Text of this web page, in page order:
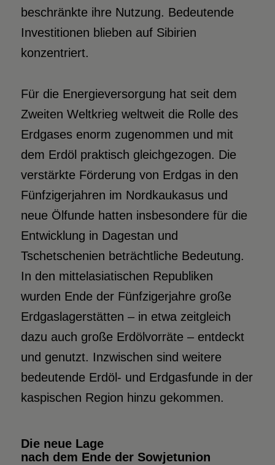
beschränkte ihre Nutzung. Bedeutende
Investitionen blieben auf Sibirien
konzentriert.
Für die Energieversorgung hat seit dem
Zweiten Weltkrieg weltweit die Rolle des
Erdgases enorm zugenommen und mit
dem Erdöl praktisch gleichgezogen. Die
verstärkte Förderung von Erdgas in den
Fünfzigerjahren im Nordkaukasus und
neue Ölfunde hatten insbesondere für die
Entwicklung in Dagestan und
Tschetschenien beträchtliche Bedeutung.
In den mittelasiatischen Republiken
wurden Ende der Fünfzigerjahre große
Erdgaslagerstätten – in etwa zeitgleich
dazu auch große Erdölvorräte – entdeckt
und genutzt. Inzwischen sind weitere
bedeutende Erdöl- und Erdgasfunde in der
kaspischen Region hinzu gekommen.
Die neue Lage
nach dem Ende der Sowjetunion